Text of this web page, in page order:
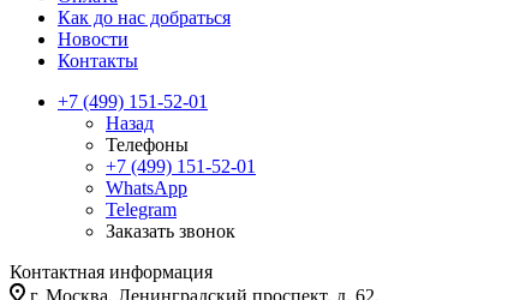
Как до нас добраться
Новости
Контакты
+7 (499) 151-52-01
Назад
Телефоны
+7 (499) 151-52-01
WhatsApp
Telegram
Заказать звонок
Контактная информация
г. Москва, Ленинградский проспект, д. 62.